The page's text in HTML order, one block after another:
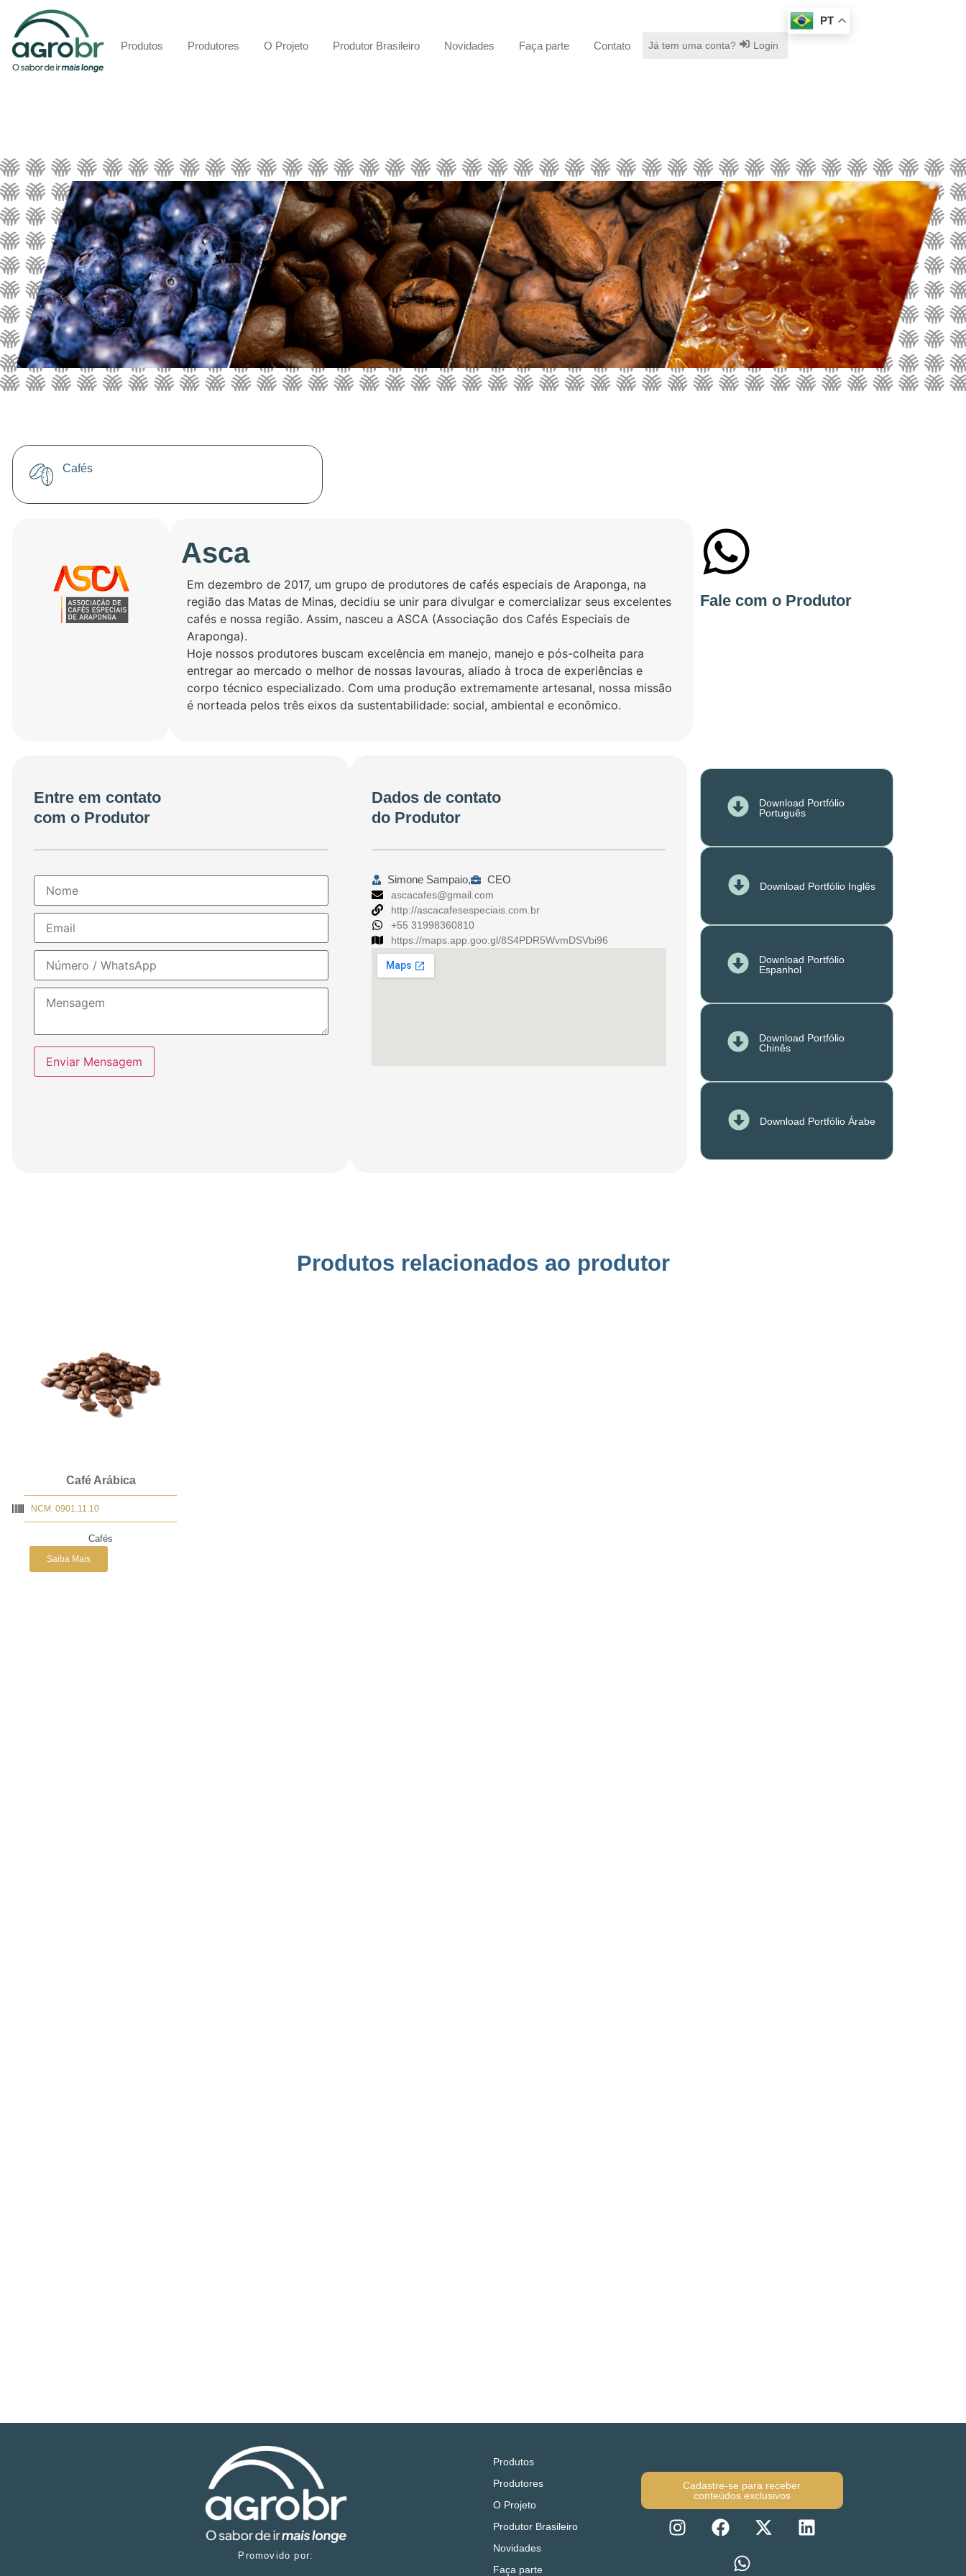
Produtos Produtores O Projeto Produtor Brasileiro Novidades Faça parte Contato Já tem uma conta? Login
PT
Cafés
Asca
Em dezembro de 2017, um grupo de produtores de cafés especiais de Araponga, na
região das Matas de Minas, decidiu se unir para divulgar e comercializar seus excelentes
cafés e nossa região. Assim, nasceu a ASCA (Associação dos Cafés Especiais de
Araponga).
Hoje nossos produtores buscam excelência em manejo, manejo e pós-colheita para
entregar ao mercado o melhor de nossas lavouras, aliado à troca de experiências e
corpo técnico especializado. Com uma produção extremamente artesanal, nossa missão
é norteada pelos três eixos da sustentabilidade: social, ambiental e econômico.
Fale com o Produtor
Entre em contato
com o Produtor
Enviar Mensagem
Dados de contato
do Produtor
Simone Sampaio, CEO
ascacafes@gmail.com
http://ascacafesespeciais.com.br
+55 31998360810
https://maps.app.goo.gl/8S4PDR5WvmDSVbi96
Download Portfólio
Português
Download Portfólio Inglês
Download Portfólio
Espanhol
Download Portfólio
Chinês
Download Portfólio Árabe
Produtos relacionados ao produtor
Café Arábica
NCM: 0901.11.10
Cafés
Saiba Mais
Promovido por:
Produtos
Produtores
O Projeto
Produtor Brasileiro
Novidades
Faça parte
Cadastre-se para receber
conteúdos exclusivos